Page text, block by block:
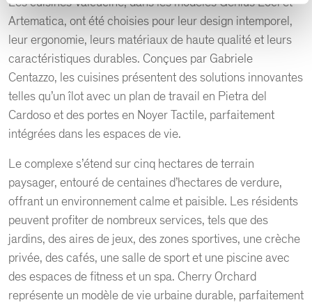
Artematica, ont été choisies pour leur design intemporel,
leur ergonomie, leurs matériaux de haute qualité et leurs
caractéristiques durables. Conçues par Gabriele
Centazzo, les cuisines présentent des solutions innovantes
telles qu’un îlot avec un plan de travail en Pietra del
Cardoso et des portes en Noyer Tactile, parfaitement
intégrées dans les espaces de vie.
Le complexe s’étend sur cinq hectares de terrain
paysager, entouré de centaines d’hectares de verdure,
offrant un environnement calme et paisible. Les résidents
peuvent profiter de nombreux services, tels que des
jardins, des aires de jeux, des zones sportives, une crèche
privée, des cafés, une salle de sport et une piscine avec
des espaces de fitness et un spa. Cherry Orchard
représente un modèle de vie urbaine durable, parfaitement